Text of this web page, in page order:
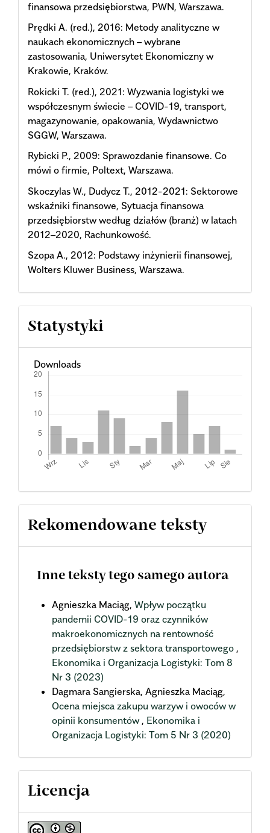
finansowa przedsiębiorstwa, PWN, Warszawa.
Prędki A. (red.), 2016: Metody analityczne w
naukach ekonomicznych – wybrane
zastosowania, Uniwersytet Ekonomiczny w
Krakowie, Kraków.
Rokicki T. (red.), 2021: Wyzwania logistyki we
współczesnym świecie – COVID-19, transport,
magazynowanie, opakowania, Wydawnictwo
SGGW, Warszawa.
Rybicki P., 2009: Sprawozdanie finansowe. Co
mówi o firmie, Poltext, Warszawa.
Skoczylas W., Dudycz T., 2012-2021: Sektorowe
wskaźniki finansowe, Sytuacja finansowa
przedsiębiorstw według działów (branż) w latach
2012–2020, Rachunkowość.
Szopa A., 2012: Podstawy inżynierii finansowej,
Wolters Kluwer Business, Warszawa.
Statystyki
Downloads
Rekomendowane teksty
Inne teksty tego samego autora
Agnieszka Maciąg, Wpływ początku
pandemii COVID-19 oraz czynników
makroekonomicznych na rentowność
przedsiębiorstw z sektora transportowego ,
Ekonomika i Organizacja Logistyki: Tom 8
Nr 3 (2023)
Dagmara Sangierska, Agnieszka Maciąg,
Ocena miejsca zakupu warzyw i owoców w
opinii konsumentów , Ekonomika i
Organizacja Logistyki: Tom 5 Nr 3 (2020)
Licencja